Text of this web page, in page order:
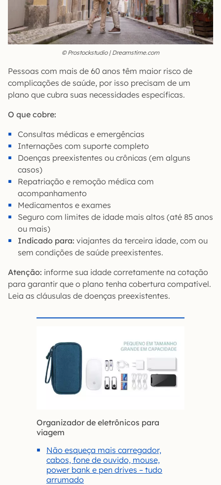
© Prostockstudio | Dreamstime.com
Pessoas com mais de 60 anos têm maior risco de
complicações de saúde, por isso precisam de um
plano que cubra suas necessidades específicas.
O que cobre:
Consultas médicas e emergências
Internações com suporte completo
Doenças preexistentes ou crônicas (em alguns
casos)
Repatriação e remoção médica com
acompanhamento
Medicamentos e exames
Seguro com limites de idade mais altos (até 85 anos
ou mais)
Indicado para: viajantes da terceira idade, com ou
sem condições de saúde preexistentes.
Atenção: informe sua idade corretamente na cotação
para garantir que o plano tenha cobertura compatível.
Leia as cláusulas de doenças preexistentes.
Organizador de eletrônicos para
viagem
Não esqueça mais carregador,
cabos, fone de ouvido, mouse,
power bank e pen drives – tudo
arrumado